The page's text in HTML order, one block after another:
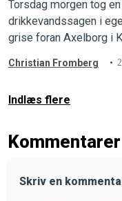
Torsdag morgen tog
drikkevandssagen i
grise foran Axelborg i
reklamer med store,
Christian Fromberg
Indlæs flere
Kommentarer
Skriv en